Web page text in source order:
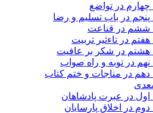
چهارم در تواضع
پنجم در باب تسلیم و رضا
ششم در قناعت
هفتم در تاءثیر تربیت
هشتم در شکر بر عافیت
نهم در توبه و راه صواب
دهم در مناجات و ختم کتاب
اول در عبرت پادشاهان
دوم در اخلاق پارسایان